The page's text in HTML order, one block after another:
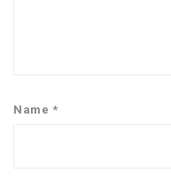
Name*